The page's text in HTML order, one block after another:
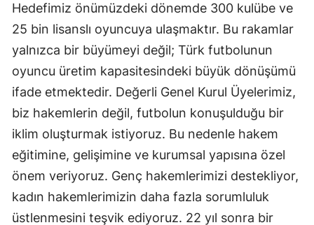
Zonguldak
Aksaray
Bayburt
Karaman
Kırıkkale
Batman
Bartın
Hedefimiz önümüzdeki dönemde 300 kulübe ve
25 bin lisanslı oyuncuya ulaşmaktır. Bu rakamlar
yalnızca bir büyümeyi değil; Türk futbolunun
oyuncu üretim kapasitesindeki büyük dönüşümü
ifade etmektedir. Değerli Genel Kurul Üyelerimiz,
biz hakemlerin değil, futbolun konuşulduğu bir
iklim oluşturmak istiyoruz. Bu nedenle hakem
eğitimine, gelişimine ve kurumsal yapısına özel
önem veriyoruz. Genç hakemlerimizi destekliyor,
kadın hakemlerimizin daha fazla sorumluluk
üstlenmesini teşvik ediyoruz. 22 yıl sonra bir